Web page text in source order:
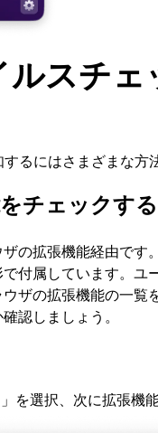
スチェ
るにはさまざまな方
チェックする
の拡張機能経由です
付属しています。ユ
ザの拡張機能の一覧
認しましょう。
を選択、次に拡張機